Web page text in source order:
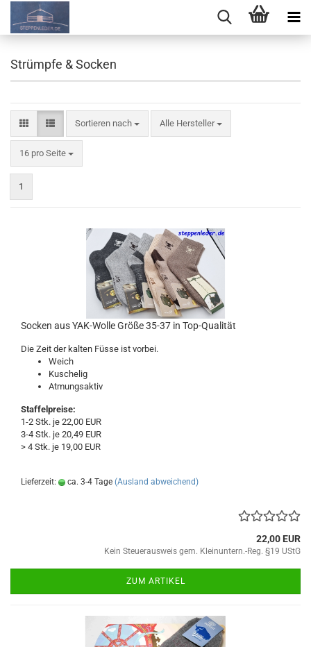
Strümpfe & Socken
Sortieren nach
Sortieren nach Alle Hersteller
16 pro Seite
pro Seite
1
Socken aus YAK-Wolle Größe 35-37 in Top-Qualität
Die Zeit der kalten Füsse ist vorbei.
Weich
Kuschelig
Atmungsaktiv
Staffelpreise:
1-2 Stk. je 22,00 EUR
3-4 Stk. je 20,49 EUR
> 4 Stk. je 19,00 EUR
Lieferzeit: ca. 3-4 Tage (Ausland abweichend)
22,00 EUR
Kein Steuerausweis gem. Kleinuntern.-Reg. §19 UStG
ZUM ARTIKEL